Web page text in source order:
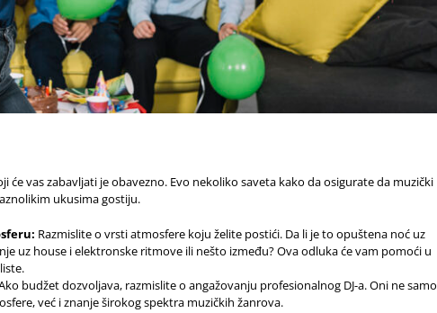
će vas zabavljati je obavezno. Evo nekoliko saveta kako da osigurate da muzički
ukusima gostiju.
Razmislite o vrsti atmosfere koju želite postići. Da li je to opuštena noć uz
uz house i elektronske ritmove ili nešto između? Ova odluka će vam pomoći u
budžet dozvoljava, razmislite o angažovanju profesionalnog DJ-a. Oni ne samo
već i znanje širokog spektra muzičkih žanrova.